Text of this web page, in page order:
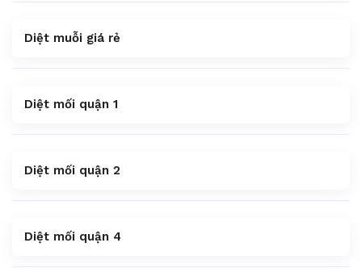
Diệt muỗi giá rẻ
Diệt mối quận 1
Diệt mối quận 2
Diệt mối quận 4